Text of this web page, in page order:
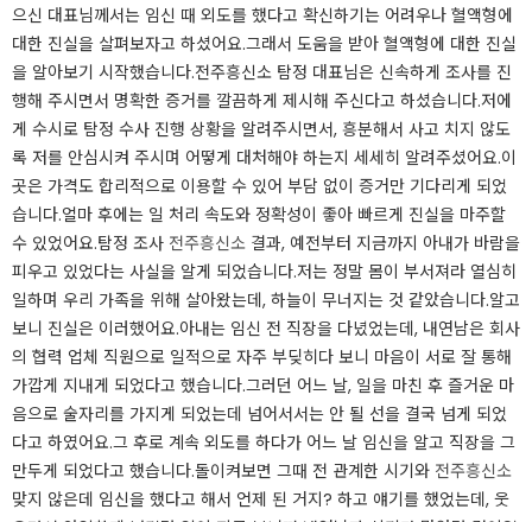
으신 대표님께서는 임신 때 외도를 했다고 확신하기는 어려우나 혈액형에
대한 진실을 살펴보자고 하셨어요.그래서 도움을 받아 혈액형에 대한 진실
을 알아보기 시작했습니다.전주흥신소 탐정 대표님은 신속하게 조사를 진
행해 주시면서 명확한 증거를 깔끔하게 제시해 주신다고 하셨습니다.저에
게 수시로 탐정 수사 진행 상황을 알려주시면서, 흥분해서 사고 치지 않도
록 저를 안심시켜 주시며 어떻게 대처해야 하는지 세세히 알려주셨어요.이
곳은 가격도 합리적으로 이용할 수 있어 부담 없이 증거만 기다리게 되었
습니다.얼마 후에는 일 처리 속도와 정확성이 좋아 빠르게 진실을 마주할
수 있었어요.탐정 조사 전주흥신소 결과, 예전부터 지금까지 아내가 바람을
피우고 있었다는 사실을 알게 되었습니다.저는 정말 몸이 부서져라 열심히
일하며 우리 가족을 위해 살아왔는데, 하늘이 무너지는 것 같았습니다.알고
보니 진실은 이러했어요.아내는 임신 전 직장을 다녔었는데, 내연남은 회사
의 협력 업체 직원으로 일적으로 자주 부딪히다 보니 마음이 서로 잘 통해
가깝게 지내게 되었다고 했습니다.그러던 어느 날, 일을 마친 후 즐거운 마
음으로 술자리를 가지게 되었는데 넘어서서는 안 될 선을 결국 넘게 되었
다고 하였어요.그 후로 계속 외도를 하다가 어느 날 임신을 알고 직장을 그
만두게 되었다고 했습니다.돌이켜보면 그때 전 관계한 시기와 전주흥신소
맞지 않은데 임신을 했다고 해서 언제 된 거지? 하고 얘기를 했었는데, 웃